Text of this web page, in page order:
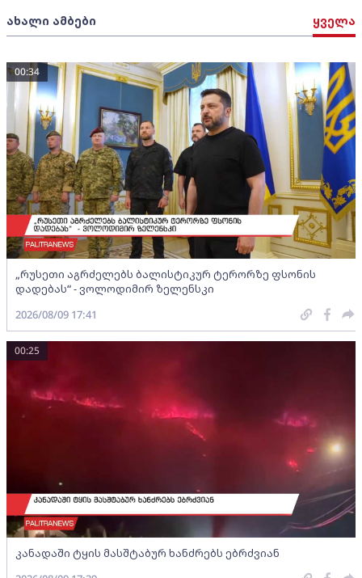
ახალი ამბები ყველა
„რუსეთი აგრძელებს ბალისტიკურ ტერორზე ფსონის
დადებას“ - ვოლოდიმირ ზელენსკი
00:34
2026/08/09 17:41
კანადაში ტყის მასშტაბურ ხანძრებს ებრძვიან
00:25